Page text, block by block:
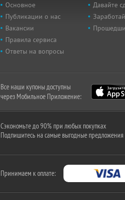
Основное
Публикации о нас
Вакансии
Правила сервиса
Ответы на вопросы
Давайте
Все наши купоны доступны
через Мобильное Приложение:
Сэкономьте до 90% при любых покупках
Подпишитесь на самые выгодные предложения
Принимаем к оплате: